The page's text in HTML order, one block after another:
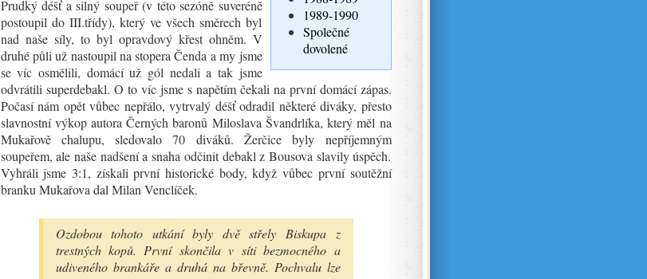
1989-1990
Společné
dovolené
Prudký déšť a silný soupeř (v této sezóně suveréně
postoupil do III.třídy), který ve všech směrech byl
nad naše síly, to byl opravdový křest ohněm. V
druhé půli už nastoupil na stopera Čenda a my jsme
se víc osmělili, domácí už gól nedali a tak jsme
odvrátili superdebakl. O to víc jsme s napětím čekali na první domácí zápas.
Počasí nám opět vůbec nepřálo, vytrvalý déšť odradil některé diváky, přesto
slavnostní výkop autora Černých baronů Miloslava Švandrlíka, který měl na
Mukařově chalupu, sledovalo 70 diváků. Žerčice byly nepříjemným
soupeřem, ale naše nadšení a snaha odčinit debakl z Bousova slavily úspěch.
Vyhráli jsme 3:1, získali první historické body, když vůbec první soutěžní
branku Mukařova dal Milan Venclíček.
Ozdobou tohoto utkání byly dvě střely Biskupa z
trestných kopů. První skončila v síti bezmocného a
udiveného brankáře a druhá na břevně. Pochvalu lze